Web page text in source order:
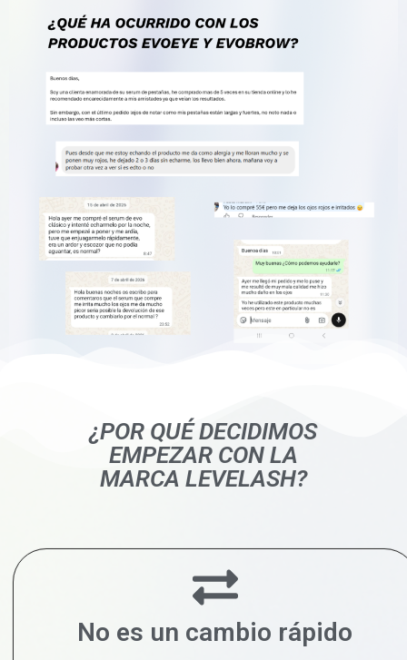
¿POR QUÉ DECIDIMOS
EMPEZAR CON LA
MARCA LEVELASH?
No es un cambio rápido